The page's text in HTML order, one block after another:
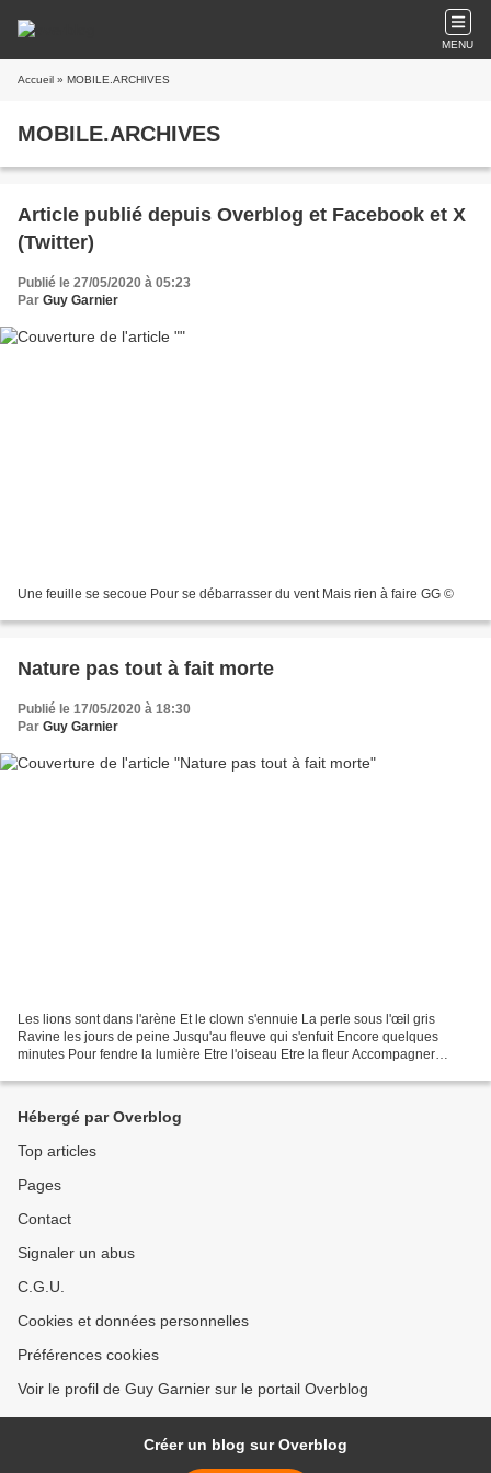
MENU
Accueil » MOBILE.ARCHIVES
MOBILE.ARCHIVES
Article publié depuis Overblog et Facebook et X
(Twitter)
Publié le 27/05/2020 à 05:23
Par Guy Garnier
Une feuille se secoue Pour se débarrasser du vent Mais rien à faire GG ©
Nature pas tout à fait morte
Publié le 17/05/2020 à 18:30
Par Guy Garnier
Les lions sont dans l'arène Et le clown s'ennuie La perle sous l'œil gris
Ravine les jours de peine Jusqu'au fleuve qui s'enfuit Encore quelques
minutes Pour fendre la lumière Etre l'oiseau Etre la fleur Accompagner
Hébergé par Overblog
Top articles
Pages
Contact
Signaler un abus
C.G.U.
Cookies et données personnelles
Préférences cookies
Voir le profil de Guy Garnier sur le portail Overblog
Créer un blog sur Overblog